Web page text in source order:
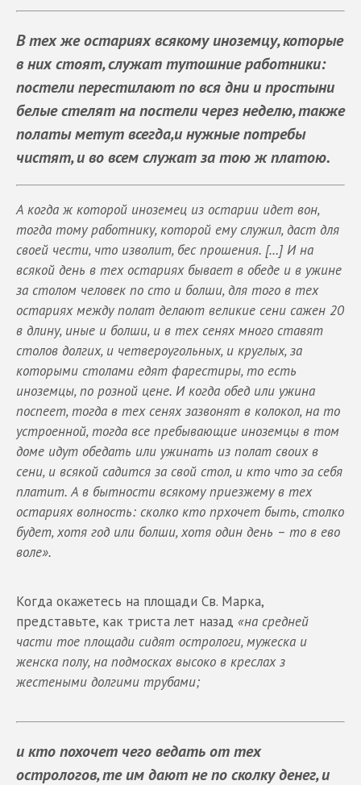
В тех же остариях всякому иноземцу, которые
в них стоят, служат тутошние работники:
постели перестилают по вся дни и простыни
белые стелят на постели через неделю, также
полаты метут всегда,и нужные потребы
чистят, и во всем служат за тою ж платою.
А когда ж которой иноземец из остарии идет вон,
тогда тому работнику, которой ему служил, даст для
своей чести, что изволит, бес прошения. […] И на
всякой день в тех остариях бывает в обеде и в ужине
за столом человек по сто и болши, для того в тех
остариях между полат делают великие сени сажен 20
в длину, иные и болши, и в тех сенях много ставят
столов долгих, и четвероугольных, и круглых, за
которыми столами едят фарестиры, то есть
иноземцы, по розной цене. И когда обед или ужина
поспеет, тогда в тех сенях зазвонят в колокол, на то
устроенной, тогда все пребывающие иноземцы в том
доме идут обедать или ужинать из полат своих в
сени, и всякой садится за свой стол, и кто что за себя
платит. А в бытности всякому приезжему в тех
остариях волность: сколко кто прхочет быть, столко
будет, хотя год или болши, хотя один день – то в ево
воле».
Когда окажетесь на площади Св. Марка,
представьте, как триста лет назад «на средней
части тое площади сидят острологи, мужеска и
женска полу, на подмосках высоко в креслах з
жестеными долгими трубами;
и кто похочет чего ведать от тех
острологов, те им дают не по сколку денег, и